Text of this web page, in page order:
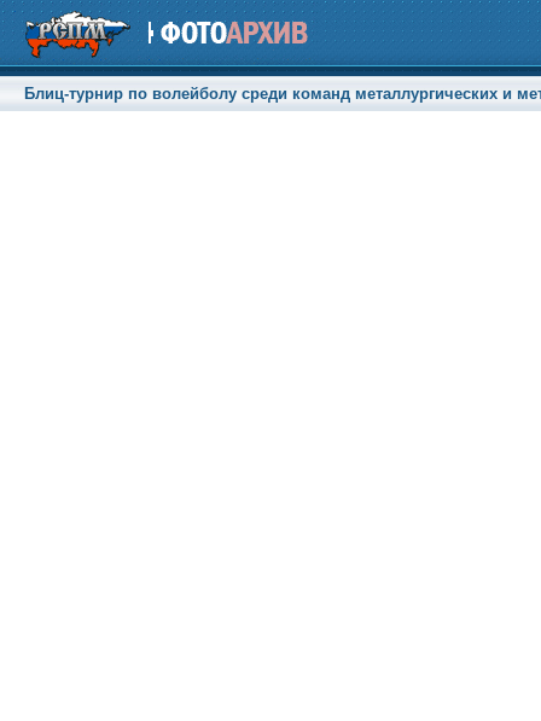
Блиц-турнир по волейболу среди команд металлургических и